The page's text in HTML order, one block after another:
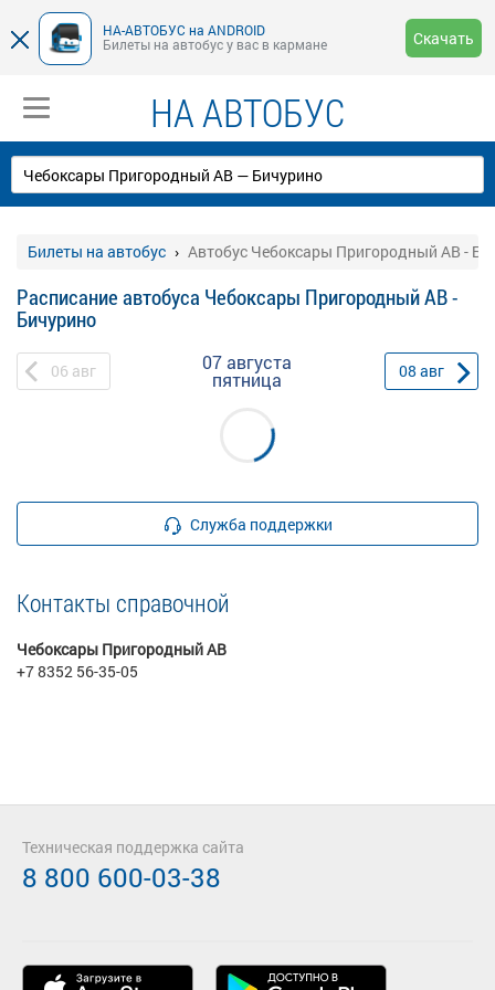
НА-АВТОБУС на ANDROID
Билеты на автобус у вас в кармане
Скачать
НА АВТОБУС
Билеты на автобус Автобус Чебоксары Пригородный АВ -
Расписание автобуса Чебоксары Пригородный АВ -
Бичурино
06 авг 07 августа
пятница 08 авг
Служба поддержки
Контакты справочной
Чебоксары Пригородный АВ
+7 8352 56-35-05
Техническая поддержка сайта
8 800 600-03-38